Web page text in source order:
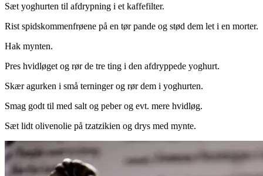
Sæt yoghurten til afdrypning i et kaffefilter.
Rist spidskommenfrøene på en tør pande og stød dem let i en morter.
Hak mynten.
Pres hvidløget og rør de tre ting i den afdryppede yoghurt.
Skær agurken i små terninger og rør dem i yoghurten.
Smag godt til med salt og peber og evt. mere hvidløg.
Sæt lidt olivenolie på tzatzikien og drys med mynte.